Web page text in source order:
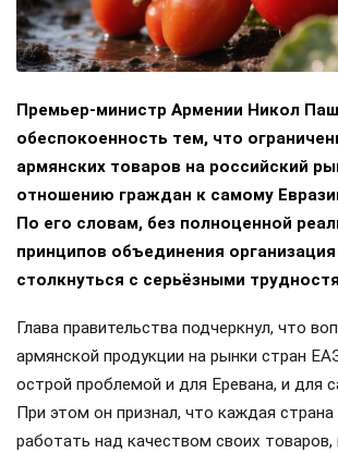
Премьер-министр Армении Никол
обеспокоенность тем, что
армянских товаров на российский
отношению граждан к самому
По его словам, без полноценной
принципов объединения
столкнуться с серьёзными
Глава правительства подчеркнул, что
армянской продукции на рынки стран
острой проблемой и для Еревана, и для
При этом он признал, что каждая
работать над качеством своих товаров,